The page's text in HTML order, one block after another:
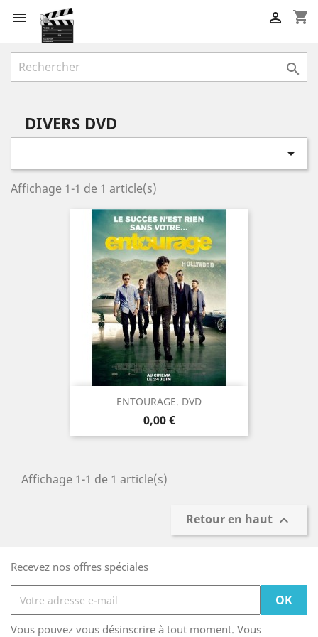
 shopping_cart


DIVERS DVD

Affichage 1-1 de 1 article(s)
ENTOURAGE. DVD
Prix
0,00 €
Affichage 1-1 de 1 article(s)
Retour en haut 
Recevez nos offres spéciales
Vous pouvez vous désinscrire à tout moment. Vous